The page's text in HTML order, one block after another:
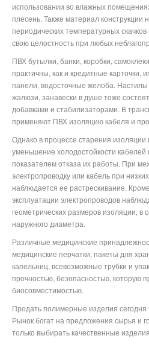
использовании во влажных
плесень. Также материал конструкции
периодических температурных
свою целостность при любых
ПВХ бутылки, банки, коробки,
практичны, как и кредитные карточки,
панели, водосточные желоба.
жалюзи, занавески в душе тоже
добавками и стабилизаторами. В
применяют ПВХ изоляцию кабеля и
Однако в процессе старения
уменьшение холодостойкости кабелей
показателем отказа их работы. При
электропроводку или кабель при
наблюдается ее растрескивание.
эксплуатации электропроводов
геометрических размеров изоляции,
наружного диаметра.
Различные медицинские
медицинские перчатки, пакеты для
капельниц, всевозможные трубки и
прочностью, безопасностью, которую
биосовместимостью.
Продать полимерные изделия сегодня
Рынок богат на предложения сырья и
только выбирать качественные